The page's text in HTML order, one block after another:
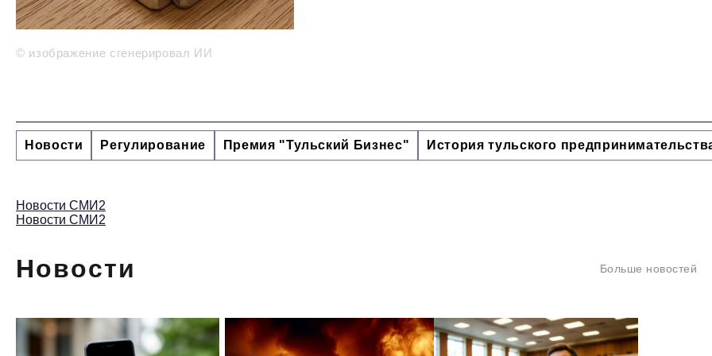
© изображение сгенерировал ИИ
Новости Регулирование Премия "Тульский Бизнес" История тульского
Новости СМИ2
Новости СМИ2
Новости Больше новостей